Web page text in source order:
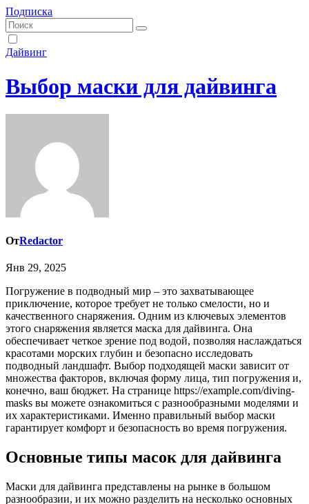
Подписка
Дайвинг
Выбор маски для дайвинга
ОтRedactor
Янв 29, 2025
Погружение в подводный мир – это захватывающее
приключение, которое требует не только смелости, но и
качественного снаряжения. Одним из ключевых элементов
этого снаряжения является маска для дайвинга. Она
обеспечивает четкое зрение под водой, позволяя наслаждаться
красотами морских глубин и безопасно исследовать
подводный ландшафт. Выбор подходящей маски зависит от
множества факторов, включая форму лица, тип погружения и,
конечно, ваш бюджет. На странице https://example.com/diving-
masks вы можете ознакомиться с разнообразными моделями и
их характеристиками. Именно правильный выбор маски
гарантирует комфорт и безопасность во время погружения.
Основные типы масок для дайвинга
Маски для дайвинга представлены на рынке в большом
разнообразии, и их можно разделить на несколько основных